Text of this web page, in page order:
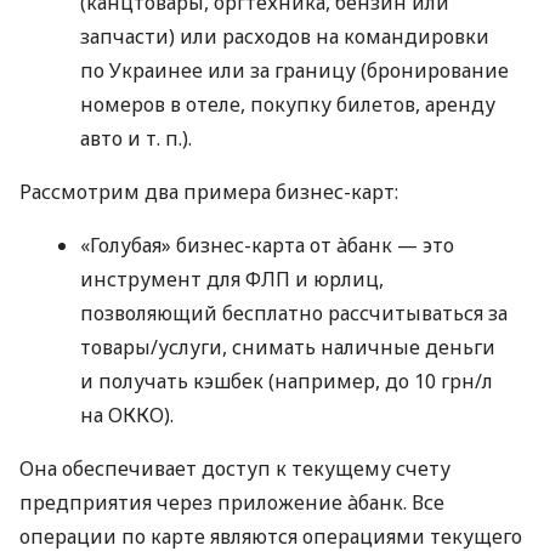
запчасти) или расходов на командировки
по Украинее или за границу (бронирование
номеров в отеле, покупку билетов, аренду
авто и т. п.).
Рассмотрим два примера бизнес-карт:
«Голубая» бизнес-карта от àбанк — это
инструмент для ФЛП и юрлиц,
позволяющий бесплатно рассчитываться за
товары/услуги, снимать наличные деньги
и получать кэшбек (например, до 10 грн/л
на ОККО).
Она обеспечивает доступ к текущему счету
предприятия через приложение àбанк. Все
операции по карте являются операциями текущего